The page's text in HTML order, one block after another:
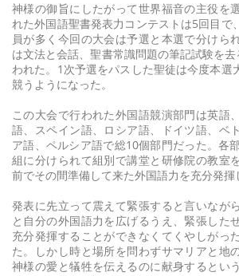
神様の御旨にしたがって世界福音の主役を
れた外国語聖書発表力コンテストは5回目で
員が多く今回の大会は予選と本選で分けら
は文法と会話、聖書常識問題の筆記試験を
われた。1次予選をパスした聖徒は今度本選
競うようになった。
この大会で行われた外国語競演部門は英語
語、スペイン語、ロシア語、ドイツ語、ベ
ア語、ペルシア語で総10個部門だった。各
組に分けられて組別で講堂と研修院の教室
前でその間準備して来た外国語力を充分発揮
発表に先立って震えて緊張すると言いなが
と自分の外国語力を広げるうえ、緊張した
充分発揮することができなくてくやしがっ
た。しかし時と場所を問わずサマリアと地
神様の愛と犠牲を伝えるのに献身するとい